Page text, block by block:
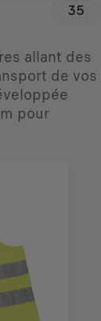
35
allant des
de vos
pour